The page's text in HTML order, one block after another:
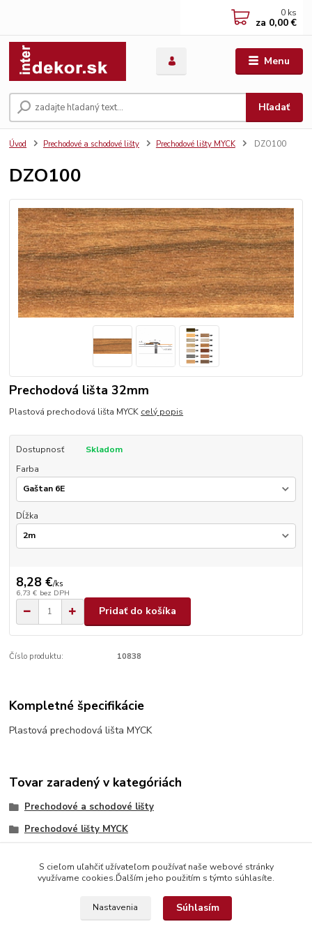
Menu
Hľadať
0 ks
za 0,00 €
Úvod Prechodové a schodové lišty Prechodové lišty MYCK DZO100
DZO100
Prechodová lišta 32mm
Plastová prechodová lišta MYCK celý popis
Dostupnosť
Skladom
Farba
Dĺžka
8,28 €/ks
6,73 € bez DPH
Pridať do košíka
Číslo produktu: 10838
Kompletné špecifikácie
Plastová prechodová lišta MYCK
Tovar zaradený v kategóriách
Prechodové a schodové lišty
Prechodové lišty MYCK
S cieľom uľahčiť užívateľom používať naše webové stránky
využívame cookies.Ďalším jeho použitím s týmto súhlasíte.
Nastavenia Súhlasím